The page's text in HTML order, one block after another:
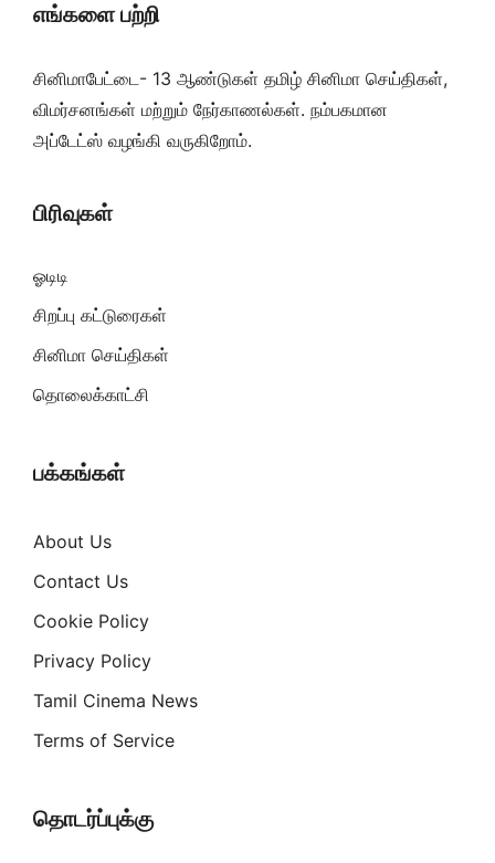
எங்களை பற்றி
சினிமாபேட்டை- 13 ஆண்டுகள் தமிழ் சினிமா செய்திகள்,
விமர்சனங்கள் மற்றும் நேர்காணல்கள். நம்பகமான
அப்டேட்ஸ் வழங்கி வருகிறோம்.
பிரிவுகள்
ஓடிடி
சிறப்பு கட்டுரைகள்
சினிமா செய்திகள்
தொலைக்காட்சி
பக்கங்கள்
About Us
Contact Us
Cookie Policy
Privacy Policy
Tamil Cinema News
Terms of Service
தொடர்ப்புக்கு